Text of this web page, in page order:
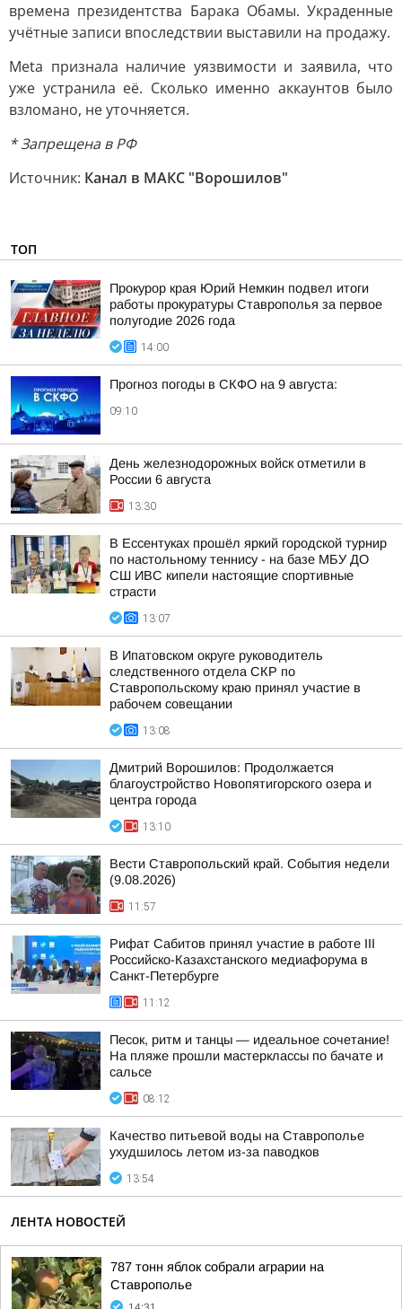
времена президентства Барака Обамы. Украденные
учётные записи впоследствии выставили на продажу.
Meta признала наличие уязвимости и заявила, что
уже устранила её. Сколько именно аккаунтов было
взломано, не уточняется.
* Запрещена в РФ
Источник: Канал в МАКС "Ворошилов"
ТОП
Прокурор края Юрий Немкин подвел итоги
работы прокуратуры Ставрополья за первое
полугодие 2026 года
14:00
Прогноз погоды в СКФО на 9 августа:
09:10
День железнодорожных войск отметили в
России 6 августа
13:30
В Ессентуках прошёл яркий городской турнир
по настольному теннису - на базе МБУ ДО
СШ ИВС кипели настоящие спортивные
страсти
13:07
В Ипатовском округе руководитель
следственного отдела СКР по
Ставропольскому краю принял участие в
рабочем совещании
13:08
Дмитрий Ворошилов: Продолжается
благоустройство Новопятигорского озера и
центра города
13:10
Вести Ставропольский край. События недели
(9.08.2026)
11:57
Рифат Сабитов принял участие в работе III
Российско-Казахстанского медиафорума в
Санкт-Петербурге
11:12
Песок, ритм и танцы — идеальное сочетание!
На пляже прошли мастерклассы по бачате и
сальсе
08:12
Качество питьевой воды на Ставрополье
ухудшилось летом из-за паводков
13:54
ЛЕНТА НОВОСТЕЙ
787 тонн яблок собрали аграрии на
Ставрополье